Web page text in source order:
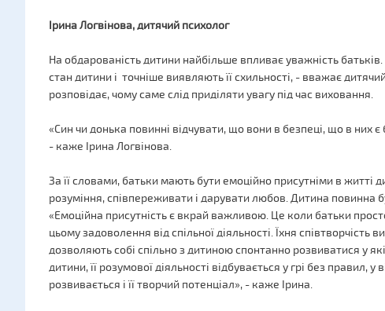
Ірина Логвінова, дитячий психолог
На обдарованість дитини найбільше впливає уважність
стан дитини і точніше виявляють її схильності, - вважає
розповідає, чому саме слід приділяти увагу під час виховання.
«Син чи донька повинні відчувати, що вони в безпеці, що в них є
- каже Ірина Логвінова.
За її словами, батьки мають бути емоційно присутніми в житті
розуміння, співпереживати і дарувати любов. Дитина повинна
«Емоційна присутність є вкрай важливою. Це коли батьки
цьому задоволення від спільної діяльності. Їхня співтворчість
дозволяють собі спільно з дитиною спонтанно розвиватися у
дитини, її розумової діяльності відбувається у грі без правил,
розвивається і її творчий потенціал», - каже Ірина.